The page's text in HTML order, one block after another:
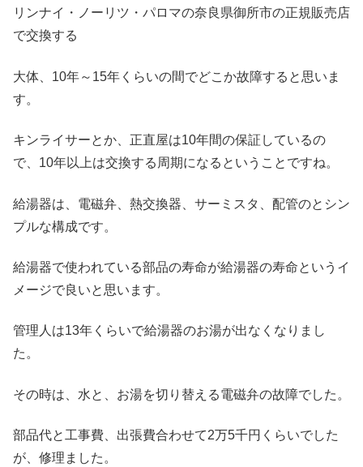
リンナイ・ノーリツ・パロマの奈良県御所市の正規販売店
で交換する
大体、10年～15年くらいの間でどこか故障すると思いま
す。
キンライサーとか、正直屋は10年間の保証しているの
で、10年以上は交換する周期になるということですね。
給湯器は、電磁弁、熱交換器、サーミスタ、配管のとシン
プルな構成です。
給湯器で使われている部品の寿命が給湯器の寿命というイ
メージで良いと思います。
管理人は13年くらいで給湯器のお湯が出なくなりまし
た。
その時は、水と、お湯を切り替える電磁弁の故障でした。
部品代と工事費、出張費合わせて2万5千円くらいでした
が、修理ました。